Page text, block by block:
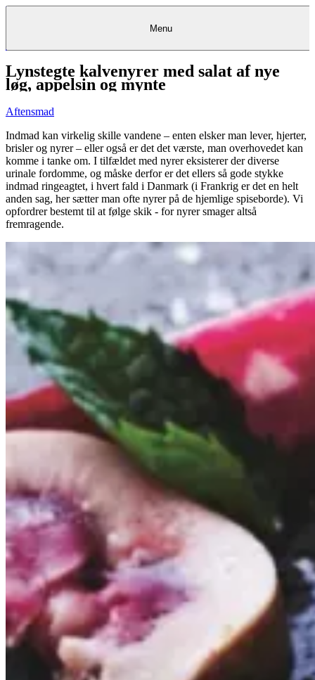
KantineKantineKantine
FrokostordningFrokostordningFrokostordning
CateringCatering& &EventsEvents
Madkurser
& Teambuilding
OpskrifterOpskrifter Opskrifter
RestauranterRestauranter&& BagerierBagerier Restauranter &
Bagerier
FoodserviceFoodservice Foodservice
Detail
Projekter
rådgivning
EventkalenderEventkalenderEventkalender
KøbKøbgavekortgavekortKøb gavekort
KundeserviceKundeserviceKundeservice
Menu
Lynstegte kalvenyrer med salat af nye
løg, appelsin og mynte
Aftensmad
Indmad kan virkelig skille vandene – enten elsker man lever, hjerter,
brisler og nyrer – eller også er det det værste, man overhovedet kan
komme i tanke om. I tilfældet med nyrer eksisterer der diverse
urinale fordomme, og måske derfor er det ellers så gode stykke
indmad ringeagtet, i hvert fald i Danmark (i Frankrig er det en helt
anden sag, her sætter man ofte nyrer på de hjemlige spiseborde). Vi
opfordrer bestemt til at følge skik - for nyrer smager altså
fremragende.